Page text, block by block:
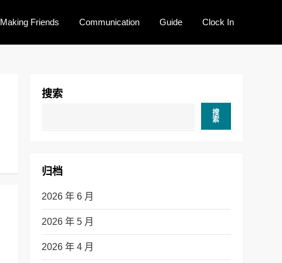
Making Friends Communication Guide Clock In
搜索
搜
索
归档
2026 年 6 月
2026 年 5 月
2026 年 4 月